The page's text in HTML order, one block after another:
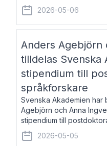
och kulturskribent. Han
lovordade romanen Sex
2026-05-06
Anders Agebjörn
tilldelas Svenska
stipendium till
språkforskare
Svenska Akademien har
Agebjörn och Anna
stipendium till
Stipendiebeloppet är 75
Anders Agebjörn, född
2026-05-05